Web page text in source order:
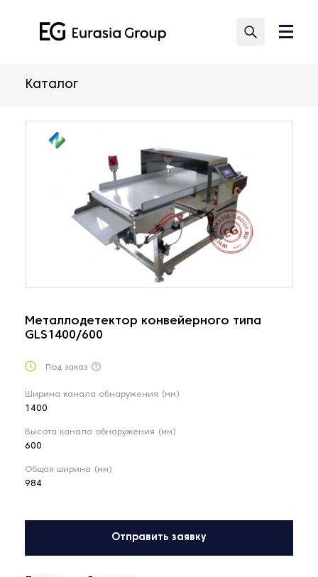
Каталог
Металлодетектор конвейерного типа
GLS1400/600
Под заказ
Ширина канала обнаружения (мм)
1400
Высота канала обнаружения (мм)
600
Общая ширина (мм)
984
Отправить заявку